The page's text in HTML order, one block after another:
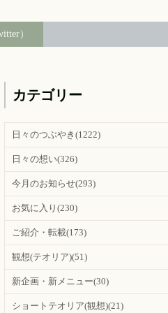
）
カテゴリー
日々のつぶやき (1222)
日々の想い(326)
今月のお知らせ(293)
お気に入り (230)
ご紹介・転載(173)
観想(テオリア)(51)
新企画・新メニュー(30)
ショートテオリア(観想)(21)